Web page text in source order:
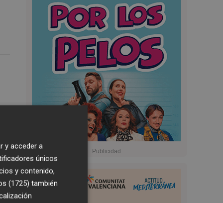
y acceder a
únicos
y contenido,
(1725) también